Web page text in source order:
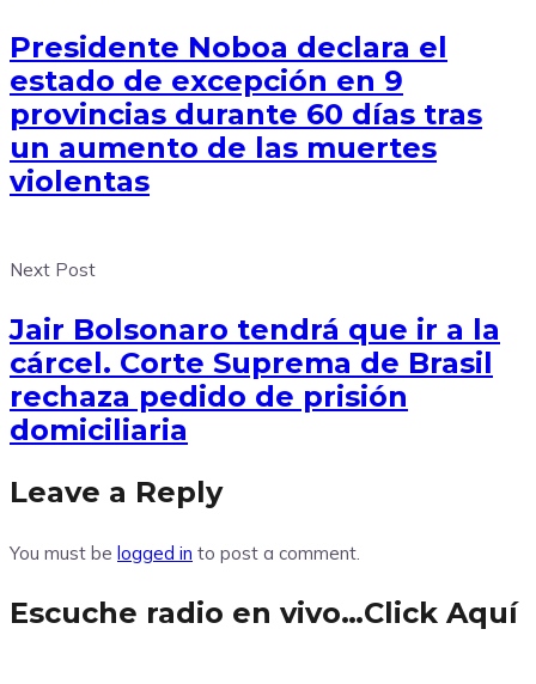
Presidente Noboa declara el
estado de excepción en 9
provincias durante 60 días tras
un aumento de las muertes
violentas
Next Post
Jair Bolsonaro tendrá que ir a la
cárcel. Corte Suprema de Brasil
rechaza pedido de prisión
domiciliaria
Leave a Reply
You must be logged in to post a comment.
Escuche radio en vivo…Click Aquí